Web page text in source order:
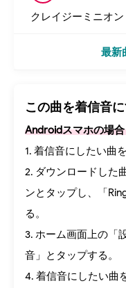
クレイジーミニオン
最新
この曲を着信音
Androidスマホの場
1. 着信音にしたい曲
2. ダウンロードした
ンとタップし、「
る。
3. ホーム画面上の
音」とタップする。
4. 着信音にしたい曲